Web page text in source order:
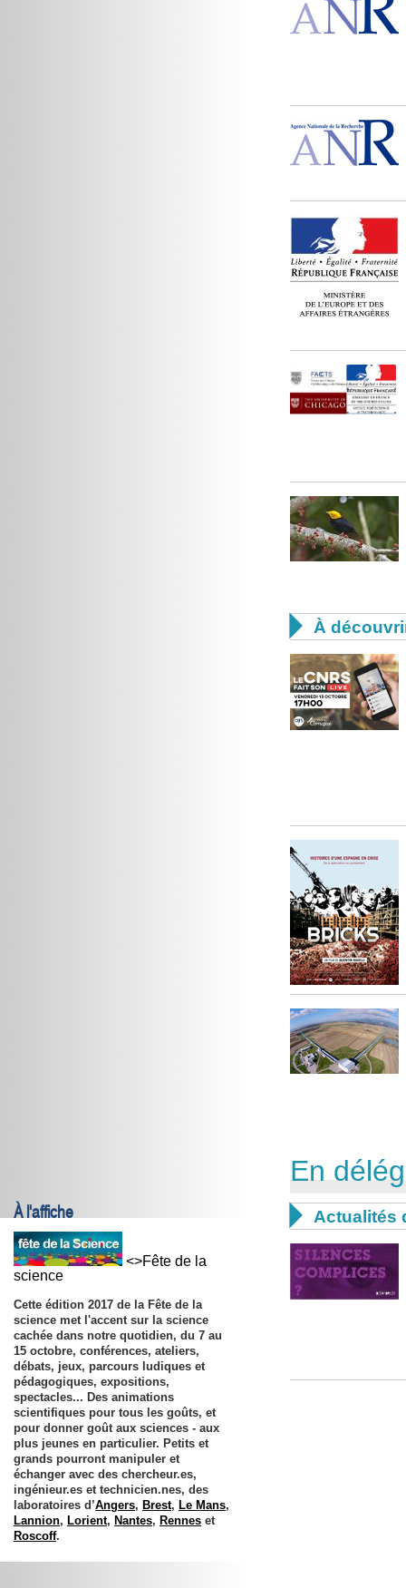
 À
À l'affiche
<>Fête de la
science
Cette édition 2017 de la Fête de la
science met l'accent sur la science
cachée dans notre quotidien, du 7 au
15 octobre, conférences, ateliers,
débats, jeux, parcours ludiques et
pédagogiques, expositions,
spectacles... Des animations
scientifiques pour tous les goûts, et
pour donner goût aux sciences - aux
plus jeunes en particulier. Petits et
grands pourront manipuler et
échanger avec des chercheur.es,
ingénieur.es et technicien.nes, des
laboratoires d’Angers, Brest, Le Mans,
Lannion, Lorient, Nantes, Rennes et
Roscoff.
En
 Actualités